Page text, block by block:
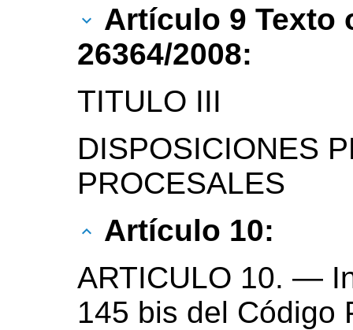
Artículo 9 Texto
26364/2008:
TITULO III
DISPOSICIONES
PROCESALES
Artículo 10:
ARTICULO 10. —
145 bis del Código